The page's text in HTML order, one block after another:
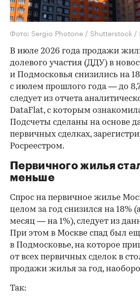
Фото: Sergio Photone / Shutterstock /
В июле 2026 года продажи
долевого участия (ДДУ) в
и Подмосковья снизились на
с июлем прошлого года — до
следует из отчета
DataFlat, с которым
Подсчеты сделаны на основе
первичных сделках,
Росреестром.
Первичного жилья
меньше
Спрос на первичное жилье
целом за год снизился на 18%
месяц — на 1%), следует из
При этом в Москве спад был
в Подмосковье, на которое
от всех первичных сделок в
продажи жилья за год,
Так: